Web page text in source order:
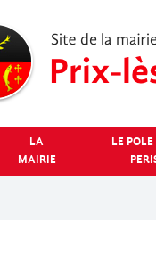
LA
MAIRIE
LE